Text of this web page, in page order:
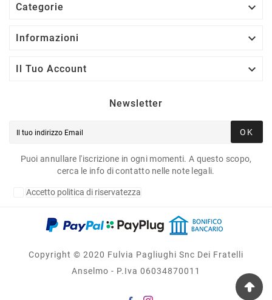
Categorie 
Informazioni 
Il Tuo Account 
Newsletter
OK
Puoi annullare l'iscrizione in ogni momenti. A questo scopo,
cerca le info di contatto nelle note legali.
Accetto politica di riservatezza
Copyright © 2020 Fulvia Pagliughi Snc Dei Fratelli
Anselmo - P.Iva 06034870011